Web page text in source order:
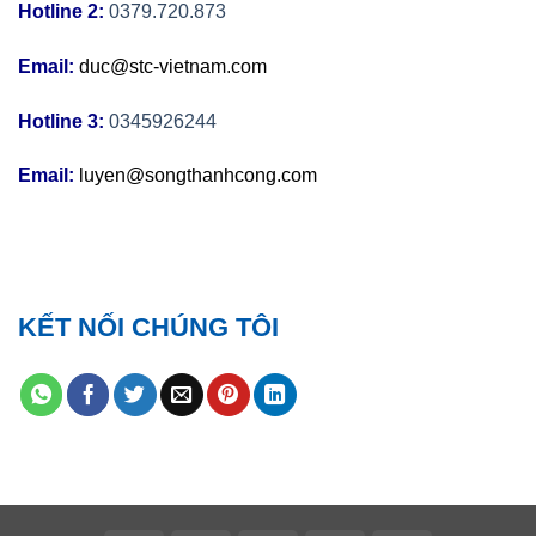
Hotline 2: 0379.720.873
Email: duc@stc-vietnam.com
Hotline 3: 0345926244
Email: luyen@songthanhcong.com
KẾT NỐI CHÚNG TÔI